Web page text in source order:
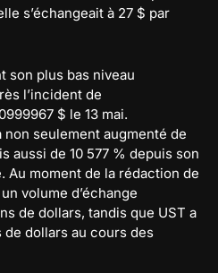
s’échangeait à 27 $ par
son plus bas niveau
l’incident de
$ le 13 mai.
seulement augmenté de
aussi de 10 577 % depuis son
Au moment de la rédaction de
volume d’échange
de dollars, tandis que UST a
dollars au cours des